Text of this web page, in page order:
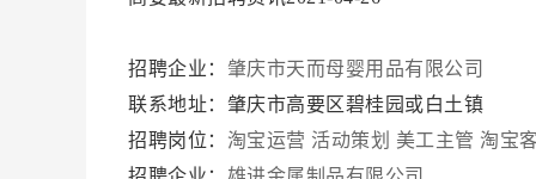
招聘企业： 肇庆市天而母婴用品有限公司
联系地址：肇庆市高要区碧桂园或白土镇
招聘岗位： 淘宝运营 活动策划 美工主管 淘宝